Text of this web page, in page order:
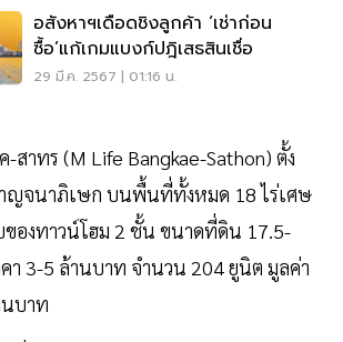
อสังหาฯเดือดชิงลูกค้า ‘เช่าก่อน
ซื้อ’แก้เกมแบงก์ปฎิเสธสินเชื่อ
29 มี.ค. 2567 | 01:16 น.
-สาทร (M Life Bangkae-Sathon) ตั้ง
ญจนาภิเษก บนพื้นที่ทั้งหมด 18 ไร่เศษ
องทาวน์โฮม 2 ชั้น ขนาดที่ดิน 17.5-
คา 3-5 ล้านบาท จำนวน 204 ยูนิต มูลค่า
นบาท